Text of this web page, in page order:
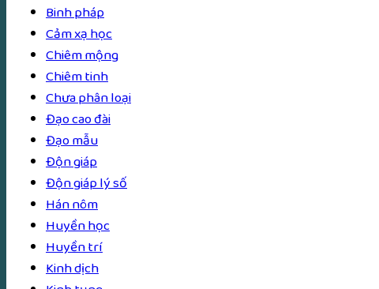
Binh pháp
Cảm xạ học
Chiêm mộng
Chiêm tinh
Chưa phân loại
Đạo cao đài
Đạo mẫu
Độn giáp
Độn giáp lý số
Hán nôm
Huyền học
Huyền trí
Kinh dịch